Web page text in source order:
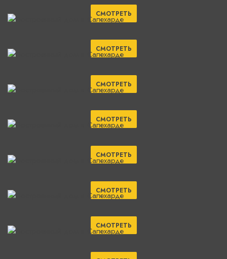
СМОТРЕТЬ
СМОТРЕТЬ
СМОТРЕТЬ
СМОТРЕТЬ
СМОТРЕТЬ
СМОТРЕТЬ
СМОТРЕТЬ